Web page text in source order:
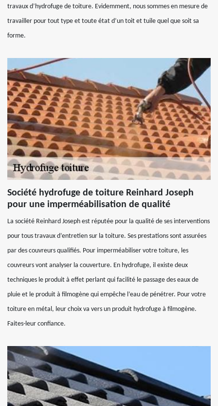
travaux d’hydrofuge de toiture. Evidemment, nous sommes en mesure de
travailler pour tout type et toute état d’un toit et tuile quel que soit sa
forme.
Société hydrofuge de toiture Reinhard Joseph
pour une imperméabilisation de qualité
La société Reinhard Joseph est réputée pour la qualité de ses interventions
pour tous travaux d’entretien sur la toiture. Ses prestations sont assurées
par des couvreurs qualifiés. Pour imperméabiliser votre toiture, les
couvreurs vont analyser la couverture. En hydrofuge, il existe deux
techniques le produit à effet perlant qui facilité le passage des eaux de
pluie et le produit à filmogène qui empêche l’eau de pénétrer. Pour votre
toiture en métal, leur choix va vers un produit hydrofuge à filmogène.
Faites-leur confiance.